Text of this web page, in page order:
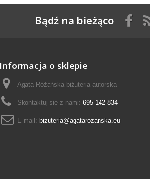
Bądź na bieżąco
Informacja o sklepie
Agata Różańska biżuteria autorska
Skontaktuj się z nami: 695 142 834
E-mail: bizuteria@agatarozanska.eu